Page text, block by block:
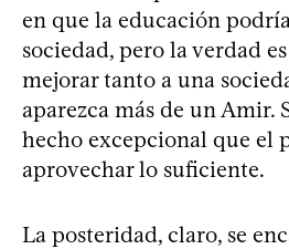
en que la educación
sociedad, pero la verdad
mejorar tanto a una
aparezca más de un Amir.
hecho excepcional que el
aprovechar lo suficiente.
La posteridad, claro, se